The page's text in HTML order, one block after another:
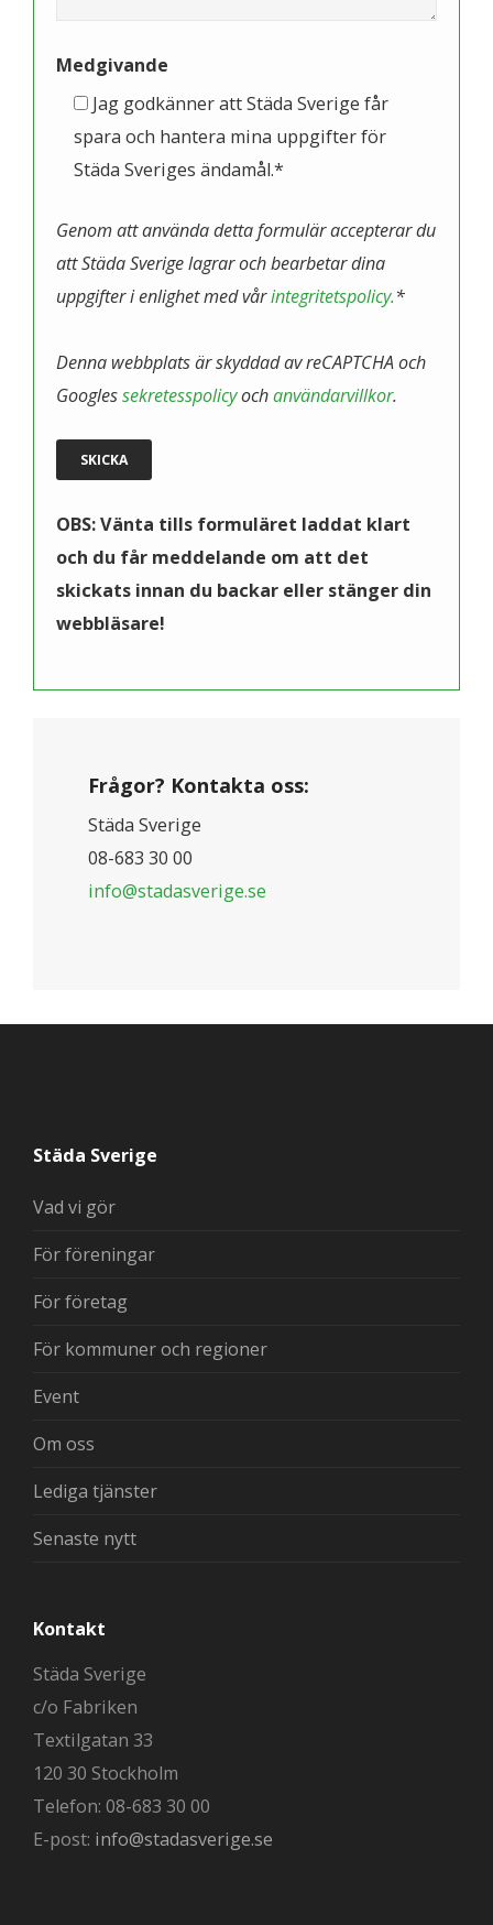
Medgivande
Jag godkänner att Städa Sverige får
spara och hantera mina uppgifter för
Städa Sveriges ändamål.*
Genom att använda detta formulär accepterar du
att Städa Sverige lagrar och bearbetar dina
uppgifter i enlighet med vårintegritetspolicy.*
Denna webbplats är skyddad av reCAPTCHA och
Googlessekretesspolicyochanvändarvillkor.
OBS: Vänta tills formuläret laddat klart
och du får meddelande om att det
skickats innan du backar eller stänger din
webbläsare!
Frågor? Kontakta oss:
Städa Sverige
08-683 30 00
info@stadasverige.se
Städa Sverige
Vad vi gör
För föreningar
För företag
För kommuner och regioner
Event
Om oss
Lediga tjänster
Senaste nytt
Kontakt
Städa Sverige
c/o Fabriken
Textilgatan 33
120 30 Stockholm
Telefon: 08-683 30 00
E-post: info@stadasverige.se